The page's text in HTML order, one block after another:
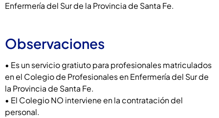
Enfermería del Sur de la Provincia de Santa Fe.
Observaciones
• Es un servicio gratiuto para profesionales matriculados
en el Colegio de Profesionales en Enfermería del Sur de
la Provincia de Santa Fe.
• El Colegio NO interviene en la contratación del
personal.